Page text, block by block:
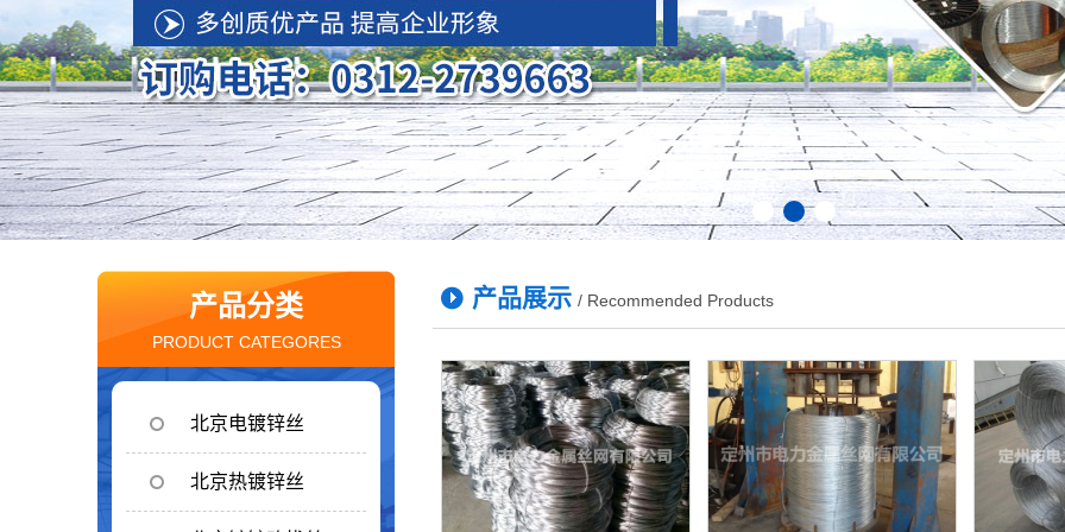
1 2
产品分类
PRODUCT CATEGORES
北京电镀锌丝
北京热镀锌丝
产品展示 / Recommended Products